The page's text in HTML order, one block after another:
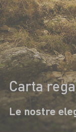
Carta
Le nostre